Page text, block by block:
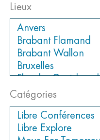
Lieux
Catégories